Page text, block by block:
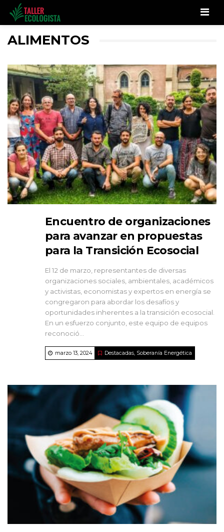
ALIMENTOS
Encuentro de organizaciones
para avanzar en propuestas
para la Transición Ecosocial
El 12 de marzo, representantes de diversas
organizaciones sociales, ambientales, académicos
y activistas, economistas y expertos en energía se
congregaron para abordar los desafíos y
oportunidades inherentes a la transición ecosocial.
En un esfuerzo conjunto, este equipo de equipos
reconoció...
marzo 13, 2024 Destacadas, Soberanía Energética